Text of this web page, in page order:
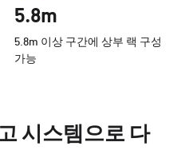
5.8m
5.8m 이상 구간에 상부 랙 구성
가능
시스템으로 다